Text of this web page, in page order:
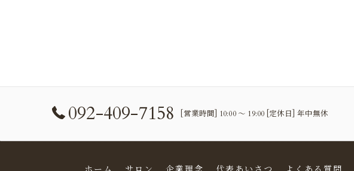
092-409-7158 [営業時間] 10:00 〜 19:00 [定休日] 年中無休